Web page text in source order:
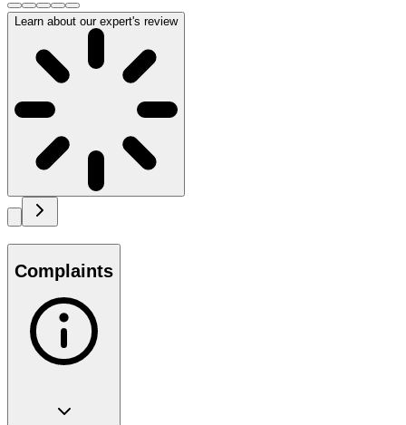
Learn about our expert's review
Complaints